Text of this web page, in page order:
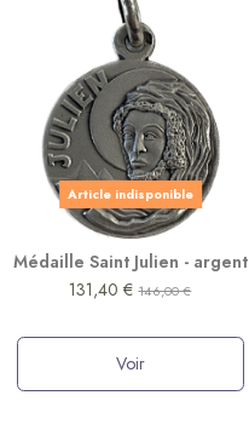
Article indisponible
Médaille Saint Julien - argent
131,40 €146,00 €
Voir